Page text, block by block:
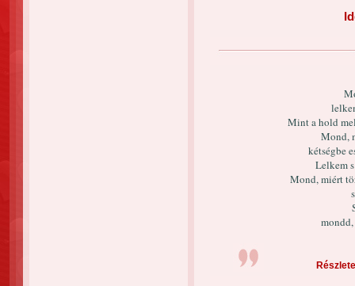
Mint a hold
Mond,
kétségbe
Lelkem
Mond, miért